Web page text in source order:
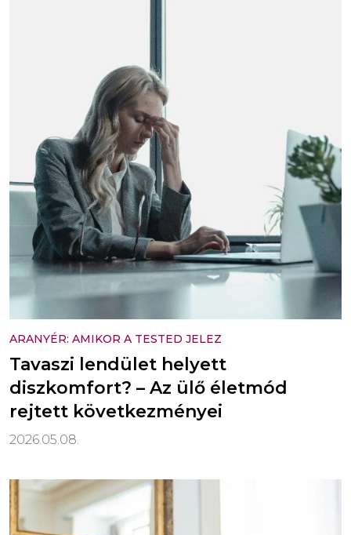
ARANYÉR: AMIKOR A TESTED JELEZ
Tavaszi lendület helyett
diszkomfort? – Az ülő életmód
rejtett következményei
2026.05.08.